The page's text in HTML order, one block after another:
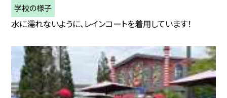
学校の様子
水に濡れないように、レインコートを着用しています！